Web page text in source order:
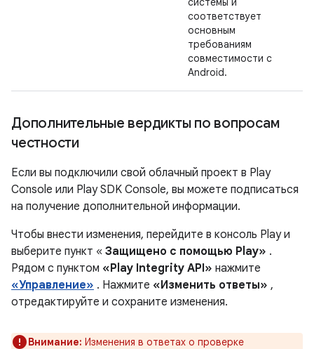
соответствует
основным
требованиям
совместимости с
Android.
Дополнительные вердикты по вопросам
честности
Если вы подключили свой облачный проект в Play
Console или Play SDK Console, вы можете подписаться
на получение дополнительной информации.
Чтобы внести изменения, перейдите в консоль Play и
выберите пункт « Защищено с помощью Play» .
Рядом с пунктом «Play Integrity API» нажмите
«Управление» . Нажмите «Изменить ответы» ,
отредактируйте и сохраните изменения.
Внимание: Изменения в ответах о проверке